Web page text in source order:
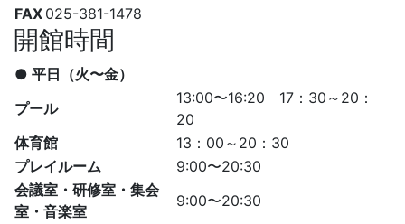
FAX 025-381-1478
開館時間
● 平日（火〜金）
プール
13:00〜16:20 17：30～20：
20
体育館
13：00～20：30
プレイルーム
9:00〜20:30
会議室・研修室・集会
室・音楽室
9:00〜20:30